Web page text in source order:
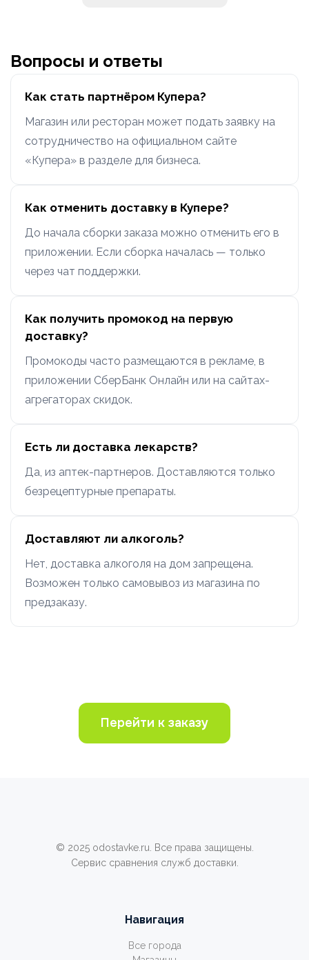
Вопросы и ответы
Как стать партнёром Купера?
Магазин или ресторан может подать заявку на
сотрудничество на официальном сайте
«Купера» в разделе для бизнеса.
Как отменить доставку в Купере?
До начала сборки заказа можно отменить его в
приложении. Если сборка началась — только
через чат поддержки.
Как получить промокод на первую
доставку?
Промокоды часто размещаются в рекламе, в
приложении СберБанк Онлайн или на сайтах-
агрегаторах скидок.
Есть ли доставка лекарств?
Да, из аптек-партнеров. Доставляются только
безрецептурные препараты.
Доставляют ли алкоголь?
Нет, доставка алкоголя на дом запрещена.
Возможен только самовывоз из магазина по
предзаказу.
Перейти к заказу
© 2025 odostavke.ru. Все права защищены.
Сервис сравнения служб доставки.
Навигация
Все города